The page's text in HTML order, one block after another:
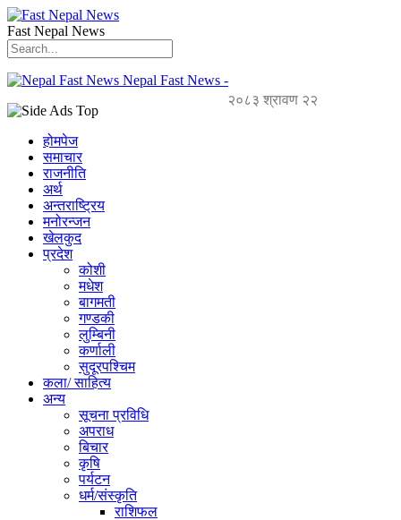
Fast Nepal News
Nepal Fast News -
२०८३ श्रावण २२
होमपेज
समाचार
राजनीति
अर्थ
अन्तराष्ट्रिय
मनोरन्जन
खेलकुद
प्रदेश
कोशी
मधेश
बागमती
गण्डकी
लुम्बिनी
कर्णाली
सुदूरपश्चिम
कला/ साहित्य
अन्य
सूचना प्रविधि
अपराध
बिचार
कृषि
पर्यटन
धर्म/संस्कृति
राशिफल